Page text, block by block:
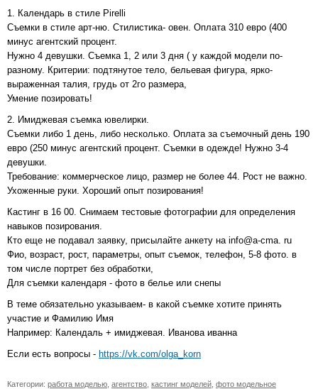
1. Календарь в стиле Pirelli
Съемки в стиле арт-ню. Стилистика- овен. Оплата 310 евро (400
минус агентский процент.
Нужно 4 девушки. Съемка 1, 2 или 3 дня ( у каждой модели по-
разному. Критерии: подтянутое тело, бельевая фигура, ярко-
выраженная талия, грудь от 2го размера,
Умение позировать!
2. Имиджевая съемка ювелирки.
Съемки либо 1 день, либо несколько. Оплата за съемочный день 190
евро (250 минус агентский процент. Съемки в одежде! Нужно 3-4
девушки.
Требование: коммерческое лицо, размер не более 44. Рост не важно.
Ухоженные руки. Хороший опыт позирования!
Кастинг в 16 00. Снимаем тестовые фотографии для определения
навыков позирования.
Кто еще не подавал заявку, присылайте анкету на info@a-cma. ru
Фио, возраст, рост, параметры, опыт съемок, телефон, 5-8 фото. в
том числе портрет без обработки,
Для съемки календаря - фото в белье или снепы
В теме обязательно указываем- в какой съемке хотите принять
участие и Фамилию Имя
Например: Календаль + имиджевая. Иванова иванна
Если есть вопросы - https://vk.com/olga_korn
Категории: работа моделью агентство кастинг моделей фото модельное